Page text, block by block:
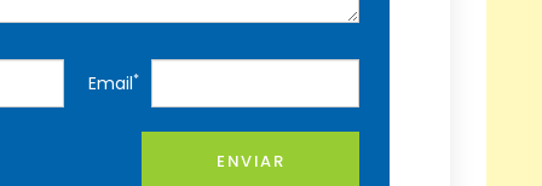
Email*
ENVIAR